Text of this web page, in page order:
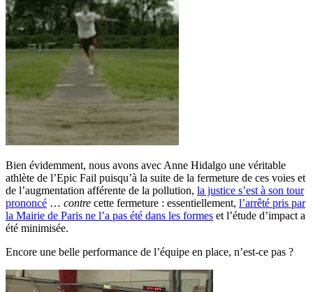
Bien évidemment, nous avons avec Anne Hidalgo une véritable
athlète de l’Epic Fail puisqu’à la suite de la fermeture de ces voies et
de l’augmentation afférente de la pollution, la justice s’est à son tour
prononcé … contre cette fermeture : essentiellement, l’arrêté pris par
la Mairie de Paris ne l’a pas été dans les formes et l’étude d’impact a
été minimisée.
Encore une belle performance de l’équipe en place, n’est-ce pas ?